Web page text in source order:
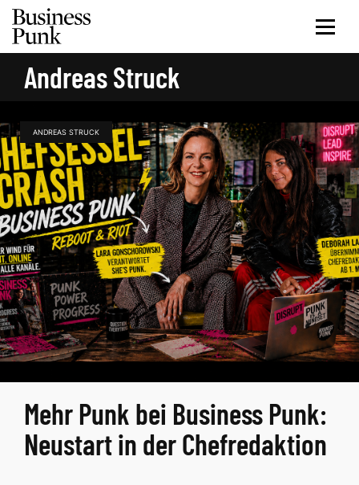
Andreas Struck
ANDREAS STRUCK
Mehr Punk bei Business Punk:
Neustart in der Chefredaktion